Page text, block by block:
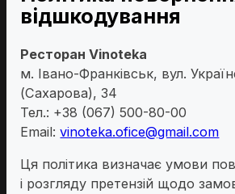
відшкодування
Ресторан Vinoteka
м. Івано-Франківськ, вул.
(Сахарова), 34
Тел.: +38 (067) 500-80-00
Email:vinoteka.ofice@gmail.com
Ця політика визначає умови
і розгляду претензій щодо